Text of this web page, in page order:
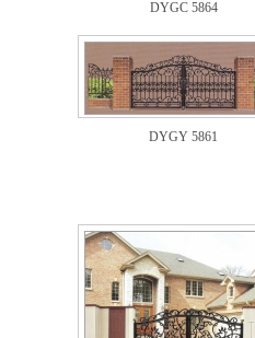
DYGC 5864
DYGY 5861